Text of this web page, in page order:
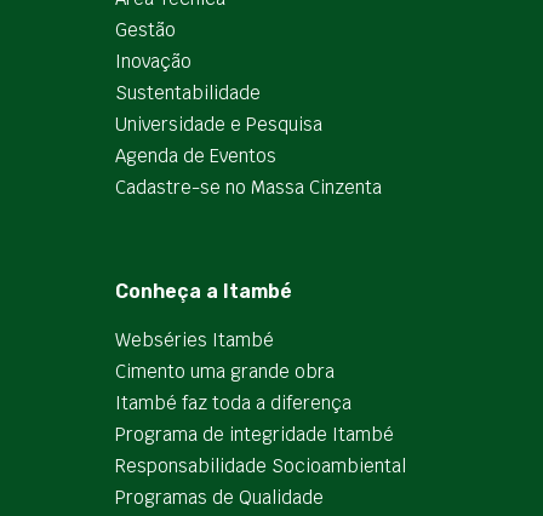
Gestão
Inovação
Sustentabilidade
Universidade e Pesquisa
Agenda de Eventos
Cadastre-se no Massa Cinzenta
Conheça a Itambé
Webséries Itambé
Cimento uma grande obra
Itambé faz toda a diferença
Programa de integridade Itambé
Responsabilidade Socioambiental
Programas de Qualidade